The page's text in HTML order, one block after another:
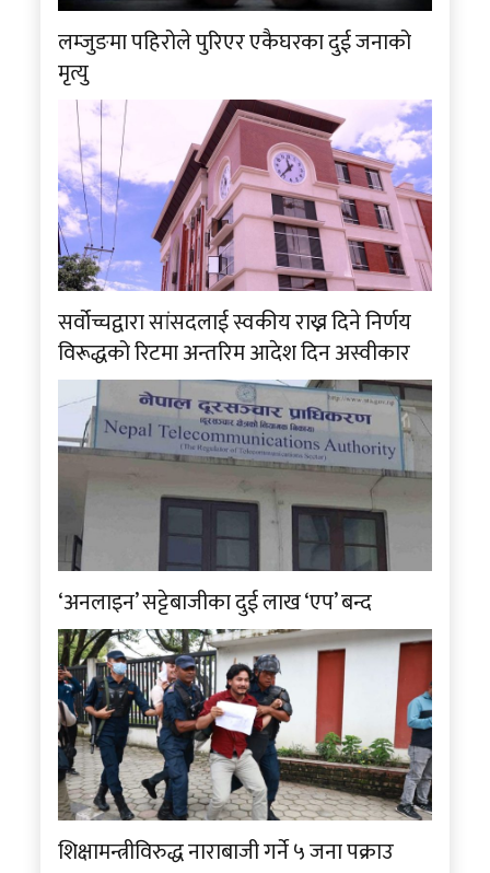
लम्जुङमा पहिरोले पुरिएर एकैघरका दुई जनाको
मृत्यु
सर्वोच्चद्वारा सांसदलाई स्वकीय राख्न दिने निर्णय
विरूद्धको रिटमा अन्तरिम आदेश दिन अस्वीकार
‘अनलाइन’ सट्टेबाजीका दुई लाख ‘एप’ बन्द
शिक्षामन्त्रीविरुद्ध नाराबाजी गर्ने ५ जना पक्राउ